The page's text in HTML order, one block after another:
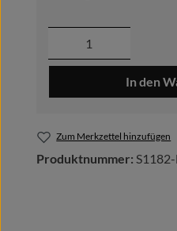
Produkt
In den
Zum Merkzettel hinzufügen
Produktnummer: